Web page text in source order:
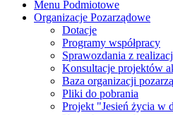
Menu Podmiotowe
Organizacje Pozarządowe
Dotacje
Programy współpracy
Sprawozdania z
Konsultacje projektów
Baza organizacji
Pliki do pobrania
Projekt "Jesień życia w